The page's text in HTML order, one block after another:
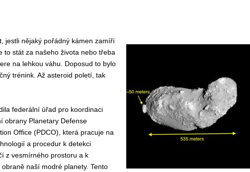
jestli nějaký pořádný kámen zamíří
to stát za našeho života nebo třeba
na lehkou váhu. Doposud to bylo
trénink. Až asteroid poletí, tak
federální úřad pro koordinaci
obrany Planetary Defense
Office (PDCO), která pracuje na
a procedur k detekci
z vesmírného prostoru a k
obraně naší modré planety. Tento